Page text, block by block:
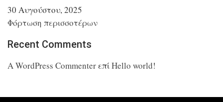
30 Αυγούστου, 2025
Φόρτωση περισσοτέρων
Recent Comments
A WordPress CommenterεπίHello world!